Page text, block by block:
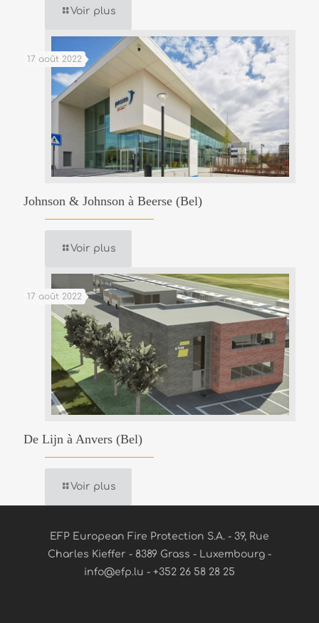
Voir plus
17 août 2022
Johnson & Johnson à Beerse (Bel)
Voir plus
17 août 2022
De Lijn à Anvers (Bel)
Voir plus
EFP European Fire Protection S.A. - 39, Rue
Charles Kieffer - 8389 Grass - Luxembourg -
info@efp.lu - +352 26 58 28 25